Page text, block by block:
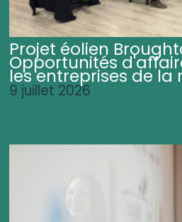
Projet éolien
Opportunités
les entreprises de la
9 juillet 2026